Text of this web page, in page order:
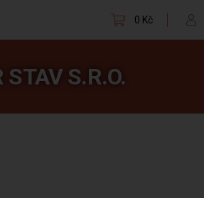
0 Kč
STAV S.R.O.